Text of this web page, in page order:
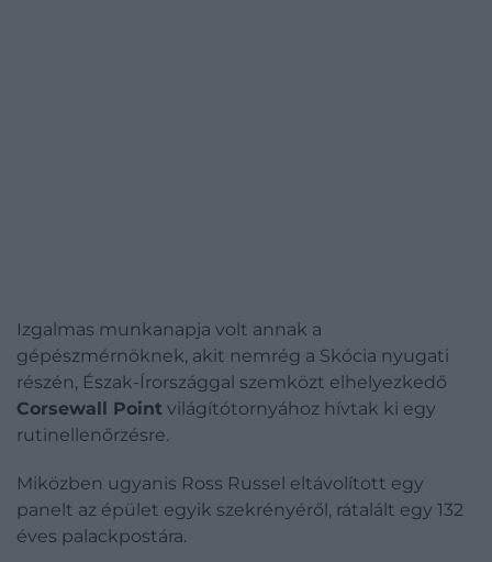
Izgalmas munkanapja volt annak a
gépészmérnöknek, akit nemrég a Skócia nyugati
részén, Észak-Írországgal szemközt elhelyezkedő
Corsewall Point világítótornyához hívtak ki egy
rutinellenőrzésre.
Miközben ugyanis Ross Russel eltávolított egy
panelt az épület egyik szekrényéről, rátalált egy 132
éves palackpostára.